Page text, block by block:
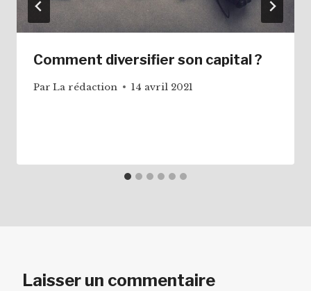
Comment diversifier son capital ?
Par La rédaction 14 avril 2021
Laisser un commentaire